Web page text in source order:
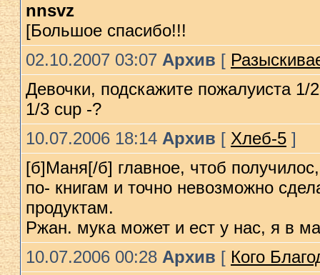
nnsvz
[Большое спасибо!!!
02.10.2007 03:07 Архив [
Девочки, подскажите пожалуиста 1/
1/3 cup -?
10.07.2006 18:14 Архив [ Хлеб-5]
[б]Маня[/б] главное, чтоб
по- книгам и точно невозможно
продуктам.
Ржан. мука может и ест у нас, я в
10.07.2006 00:28 Архив [ Кого